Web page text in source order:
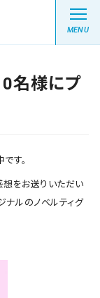
MENU
名様にプ
す。
をお送りいただい
ナルのノベルティグ